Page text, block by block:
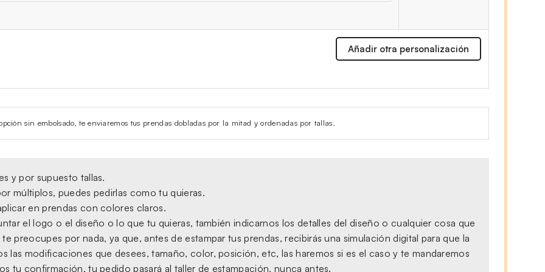
Añadir otra personalización
sin embolsado, te enviaremos tus prendas dobladas por la mitad y ordenadas por tallas.
y por supuesto tallas.
múltiplos, puedes pedirlas como tu quieras.
en prendas con colores claros.
el logo o el diseño o lo que tu quieras, también indicarnos los detalles del diseño o cualquier cosa que
preocupes por nada, ya que, antes de estampar tus prendas, recibirás una simulación digital para que la
las modificaciones que desees, tamaño, color, posición, etc, las haremos si es el caso y te mandaremos
tu confirmación, tu pedido pasará al taller de estampación, nunca antes.